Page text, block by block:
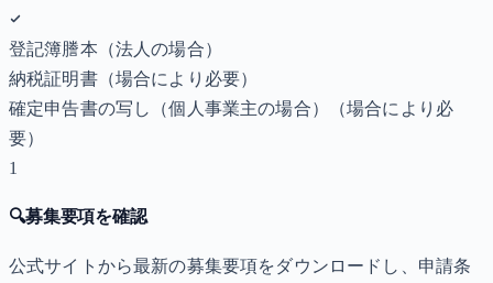
登記簿謄本（法人の場合）
納税証明書（場合により必要）
確定申告書の写し（個人事業主の場合）
（場合により必
要）
1
🔍募集要項を確認
公式サイトから最新の募集要項をダウンロードし、申請条